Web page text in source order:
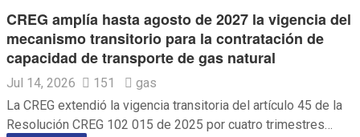
CREG amplía hasta agosto de 2027 la vigencia del
mecanismo transitorio para la contratación de
capacidad de transporte de gas natural
Jul 14, 2026 151
gas
La CREG extendió la vigencia transitoria del artículo 45 de la
Resolución CREG 102 015 de 2025 por cuatro trimestres…